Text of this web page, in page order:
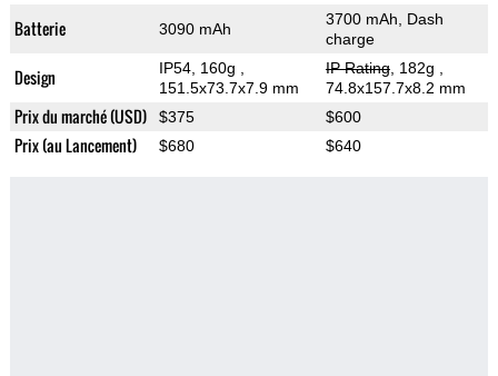
Batterie 3090 mAh
3700 mAh, Dash
charge
Design IP54, 160g
151.5x73.7x7.9 mm
IP Rating, 182g
74.8x157.7x8.2 mm
Prix du marché (USD) $375 $600
Prix (au Lancement) $680 $640